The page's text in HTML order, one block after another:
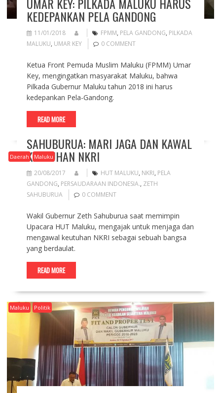
KEDEPANKAN PELA GANDONG
11/01/2018 FPMM, PELA GANDONG, PILKADA
MALUKU, UMAR KEY 0 COMMENT
Ketua Front Pemuda Muslim Maluku (FPMM) Umar
Key, mengingatkan masyarakat Maluku, bahwa
Pilkada Gubernur Maluku tahun 2018 ini harus
kedepankan Pela-Gandong.
READ MORE
Daerah Maluku
SAHUBURUA: MARI JAGA DAN KAWAL
KEUTUHAN NKRI
20/08/2017 HUT MALUKU, NKRI, PELA
GANDONG, PERSAUDARAAN INDONESIA., ZETH
SAHUBURUA
0 COMMENT
Wakil Gubernur Zeth Sahuburua saat memimpin
Upacara HUT Maluku, mengajak untuk menjaga dan
mengawal keutuhan NKRI sebagai sebuah bangsa
yang berdaulat.
READ MORE
Maluku Politik